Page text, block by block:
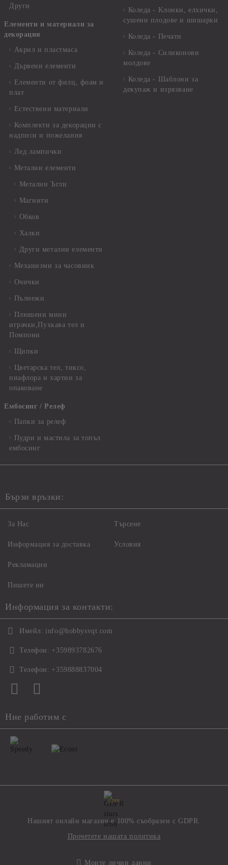
Други
Елементи и материали за
декорация
Акрил и пластмаса
Дървени елементи
Елементи от филц, фоам и
плат
Естествени материали
Комплекти за декорации с
надписи и пожелания
Лед лампички
Метални елементи
Метални Ъгли
Магнити
Обков
Халки
Други метални елементи
Механизми за часовник
Очички
Пълнежи
Плюшени мини
играчки,Пухкава тел и
Помпони
Щипки
Цветарска тел, тиксо,
пиафлора и хартии за
опаковане
Ембосинг / Релеф
Папки за релеф
Пудри и мастила за топъл
ембосинг
Коледа - Kлонки, елхички,
сушени плодове и шишарки
Коледа - Печати
Коледа - Силиконови
молдове
Коледа - Шаблони за
декупаж и изрязване
Бързи връзки:
За Нас
Информация за доставка
Рекламации
Пишете ни
Търсене
Условия
Информация за контакти:
Имейл: info@hobbysvqt.com
Телефон: +359893782676
Телефон: +359888837004
Ние работим с
GDPR
Нашият онлайн магазин е 100% съобразен с GDPR.
Прочетете нашата политика
Моите лични данни